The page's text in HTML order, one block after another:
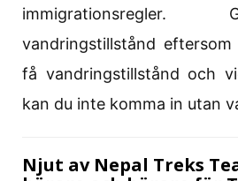
vandringstillstånd
få vandringstillstånd och
kan du inte komma in utan
Njut av Nepal Treks